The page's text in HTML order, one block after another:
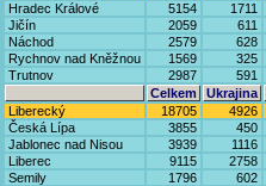
Hradec Králové
5154 1711
Jičín
2059 611
Náchod
2579 628
Rychnov nad Kněžnou
1569 325
Trutnov
2987 591
Celkem
Ukrajina
Liberecký
18705 4926
Česká Lípa
3855 450
Jablonec nad Nisou
3939 1116
Liberec
9115 2758
Semily
1796 602